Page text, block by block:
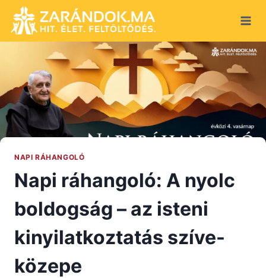
content
NAPI RÁHANGOLÓ
Napi ráhangoló: A nyolc
boldogság – az isteni
kinyilatkoztatás szíve-
közepe